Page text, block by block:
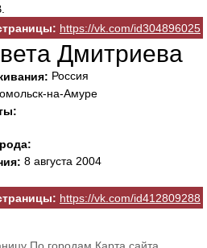
https://vk.com/id304896025
Дмитриева
Россия
на-Амуре
8 августа 2004
https://vk.com/id412809288